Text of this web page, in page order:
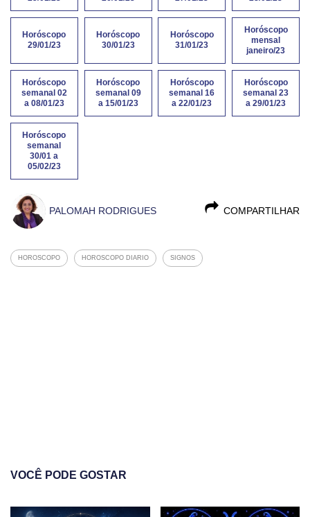
Horóscopo
29/01/23
Horóscopo
30/01/23
Horóscopo
31/01/23
Horóscopo
mensal
janeiro/23
Horóscopo
semanal 02
a 08/01/23
Horóscopo
semanal 09
a 15/01/23
Horóscopo
semanal 16
a 22/01/23
Horóscopo
semanal 23
a 29/01/23
Horóscopo
semanal
30/01 a
05/02/23
COMPARTILHAR
PALOMAH RODRIGUES
HOROSCOPO HOROSCOPO DIARIO SIGNOS
VOCÊ PODE GOSTAR